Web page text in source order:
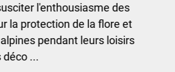
l'enthousiasme des
la protection de la flore et
pendant leurs loisirs
déco ...